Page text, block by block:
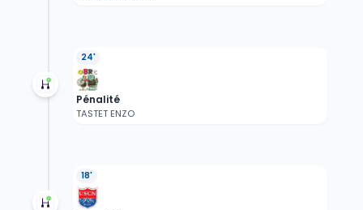
24'
Pénalité
TASTET ENZO
18'